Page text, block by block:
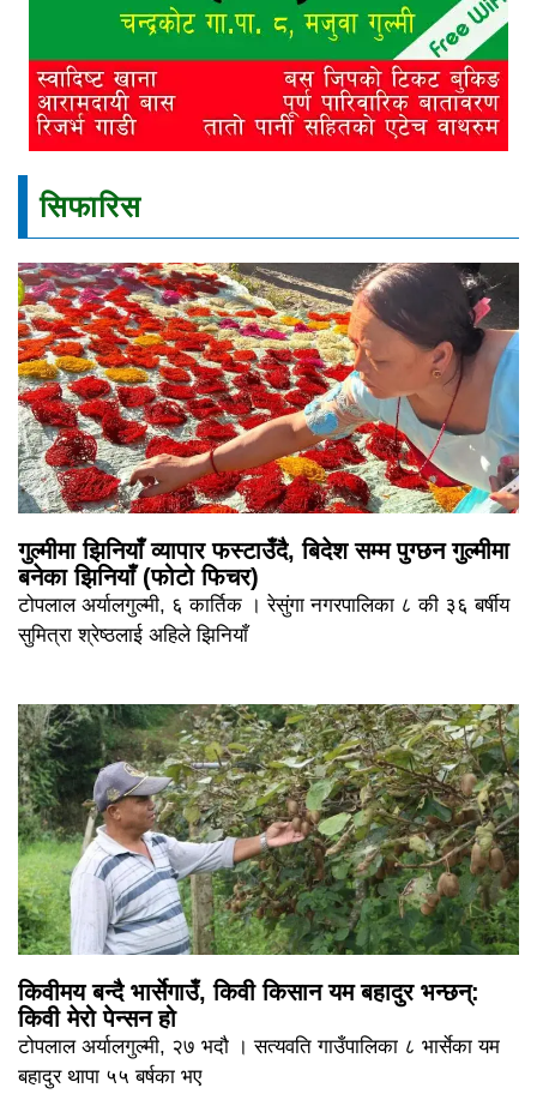
सिफारिस
गुल्मीमा झिनियाँ व्यापार फस्टाउँदै, बिदेश सम्म पुग्छन गुल्मीमा
बनेका झिनियाँ (फोटो फिचर)
टोपलाल अर्यालगुल्मी, ६ कार्तिक । रेसुंगा नगरपालिका ८ की ३६ बर्षीय
सुमित्रा श्रेष्ठलाई अहिले झिनियाँ
किवीमय बन्दै भार्सेगाउँ, किवी किसान यम बहादुर भन्छन्:
किवी मेरो पेन्सन हो
टोपलाल अर्यालगुल्मी, २७ भदौ । सत्यवति गाउँपालिका ८ भार्सेका यम
बहादुर थापा ५५ बर्षका भए